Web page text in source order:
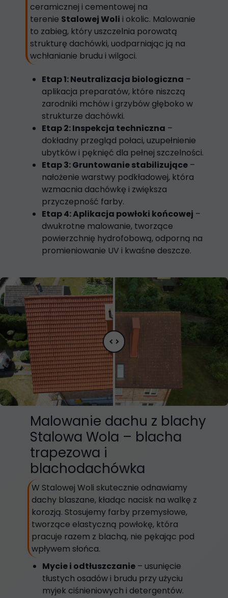
W Stalowej Woli skutecznie odnawiamy
dachy blaszane, kładąc nacisk na walkę z
korozją. Stosujemy farby przemysłowe,
tworzące elastyczną powłokę, która
pracuje razem z blachą, nie pękając pod
wpływem słońca.
Malowanie dachu z blachy
Stalowa Wola – blacha
trapezowa i
blachodachówka
ceramicznej i cementowej na
terenie Stalowej Woli i okolic. Malowanie
to zabieg, który uszczelnia porowatą
strukturę dachówki, uodparniając ją na
wchłanianie brudu i wilgoci.
Etap 1: Neutralizacja biologiczna –
aplikacja preparatów, które niszczą
zarodniki mchów i grzybów głęboko w
strukturze dachówki.
Etap 2: Inspekcja techniczna –
dokładny przegląd połaci, uzupełnienie
ubytków i pęknięć dla pełnej szczelności.
Etap 3: Gruntowanie stabilizujące –
nałożenie warstwy podkładowej, która
wzmacnia dachówkę i zwiększa
przyczepność farby.
Etap 4: Aplikacja powłoki końcowej –
dwukrotne malowanie, tworzące
powierzchnię hydrofobową, odporną na
promieniowanie UV i kwaśne deszcze.
Mycie i odtłuszczanie – usunięcie
tłustych osadów i brudu przy użyciu
myjek ciśnieniowych i detergentów.
unfold_more